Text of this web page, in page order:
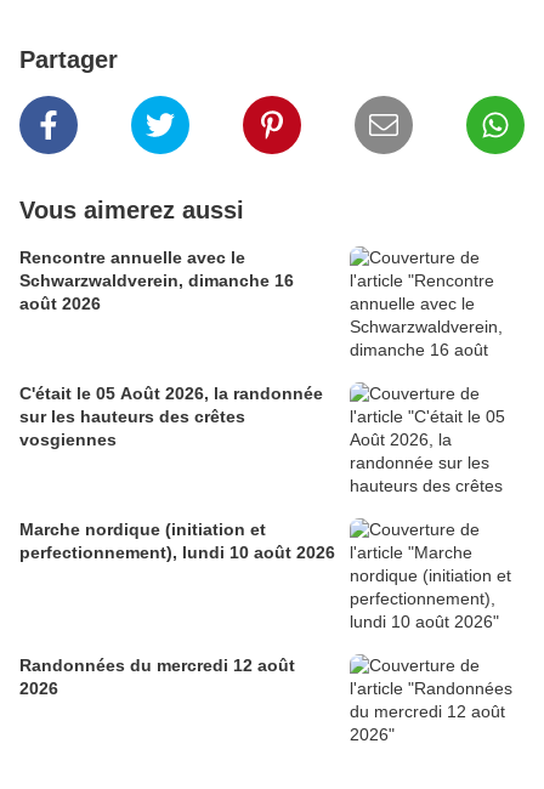
Partager
Vous aimerez aussi
Rencontre annuelle avec le
Schwarzwaldverein, dimanche 16
août 2026
C'était le 05 Août 2026, la randonnée
sur les hauteurs des crêtes
vosgiennes
Marche nordique (initiation et
perfectionnement), lundi 10 août 2026
Randonnées du mercredi 12 août
2026